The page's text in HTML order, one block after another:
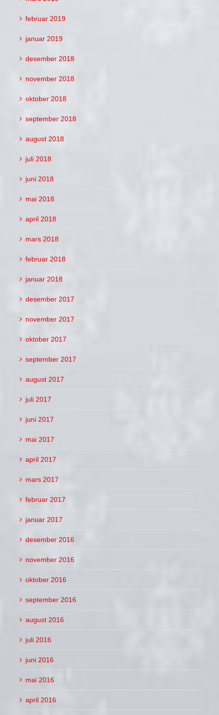
februar 2019
januar 2019
desember 2018
november 2018
oktober 2018
september 2018
august 2018
juli 2018
juni 2018
mai 2018
april 2018
mars 2018
februar 2018
januar 2018
desember 2017
november 2017
oktober 2017
september 2017
august 2017
juli 2017
juni 2017
mai 2017
april 2017
mars 2017
februar 2017
januar 2017
desember 2016
november 2016
oktober 2016
september 2016
august 2016
juli 2016
juni 2016
mai 2016
april 2016